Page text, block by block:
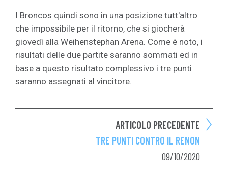
I Broncos quindi sono in una posizione tutt'altro
che impossibile per il ritorno, che si giocherà
giovedì alla Weihenstephan Arena. Come è noto, i
risultati delle due partite saranno sommati ed in
base a questo risultato complessivo i tre punti
saranno assegnati al vincitore.
ARTICOLO PRECEDENTE
TRE PUNTI CONTRO IL RENON
09/10/2020